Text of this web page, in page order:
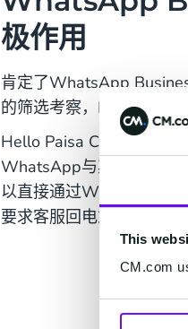
This
CM.com
极作用
肯定了WhatsApp
的筛选考察，Hello Paisa
Hello Paisa CEO Moosa
WhatsApp与其他国家的
以直接通过WhatsApp给
要求客服回电或直接与人